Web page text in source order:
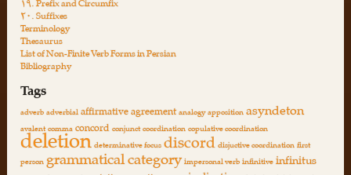
۱۹. Prefix and Circumfix
۲۰. Suffixes
Terminology
Thesaurus
List of Non-Finite Verb Forms in Persian
Bibliography
Tags
adverbadverbialaffirmativeagreementanalogyappositionasyndeton
avalentcommaconcordconjunctcoordinationcopulative coordination
deletiondeterminative focusdiscorddisjuctive coordinationfirst
persongrammatical categoryimpersonal verbinfinitiveinfinitus